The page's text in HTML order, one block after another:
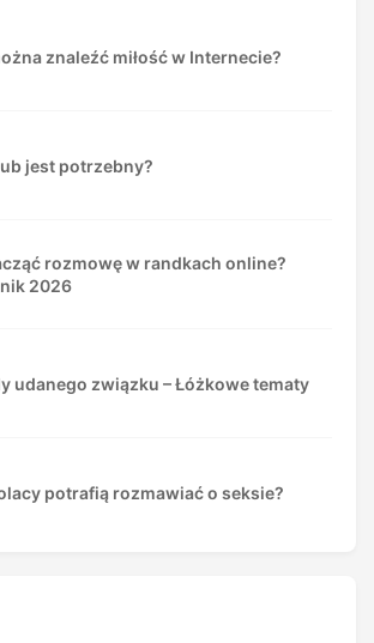
znaleźć miłość w Internecie?
jest potrzebny?
rozmowę w randkach online?
2026
udanego związku – Łóżkowe tematy
potrafią rozmawiać o seksie?